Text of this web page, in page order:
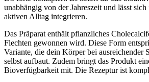
unabhängig von der Jahreszeit und lässt
aktiven Alltag integrieren.
Das Präparat enthält pflanzliches
Flechten gewonnen wird. Diese Form
Variante, die dein Körper bei ausreichender
selbst aufbaut. Zudem bringt das Produkt
Bioverfügbarkeit mit. Die Rezeptur ist